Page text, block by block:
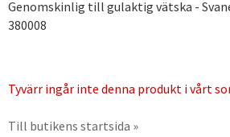
Genomskinlig till gulaktig vätska -
380008
Tyvärr ingår inte denna produkt i vårt
Till butikens startsida »